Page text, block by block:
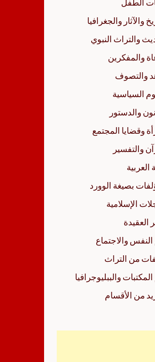
الطفل
والآثار والجغرافيا
والتراث النبوي
والمفكرين
والتصوف
السياسية
والدستور
وقضايا المجتمع
والتفسير
العربية
بصيغة الوورد
الإسلامية
العقيدة
والاجتماع
من التراث
والببليوجرافيا
من الأقسام